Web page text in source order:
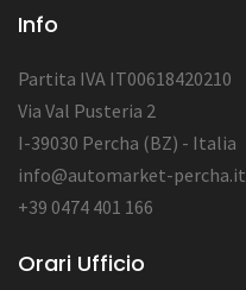
Info
Partita IVA IT00618420210
Via Val Pusteria 2
I-39030 Percha (BZ) - Italia
info@automarket-percha.it
+39 0474 401 166
Orari Ufficio